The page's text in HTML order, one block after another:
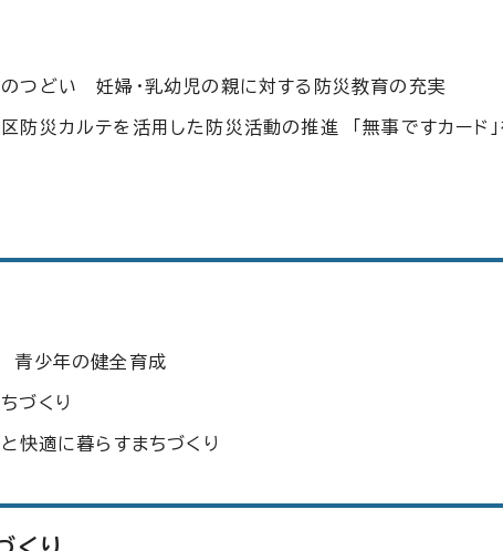
つどい 妊婦・乳幼児の親に対する防災教育の充実
防災カルテを活用した防災活動の推進 「無事ですカード
青少年の健全育成
づくり
快適に暮らすまちづくり